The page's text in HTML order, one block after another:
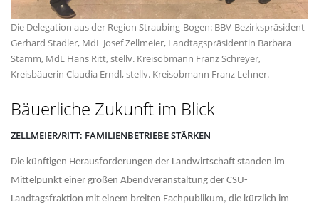
Die Delegation aus der Region Straubing-Bogen: BBV-Bezirkspräsident
Gerhard Stadler, MdL Josef Zellmeier, Landtagspräsidentin Barbara
Stamm, MdL Hans Ritt, stellv. Kreisobmann Franz Schreyer,
Kreisbäuerin Claudia Erndl, stellv. Kreisobmann Franz Lehner.
Bäuerliche Zukunft im Blick
ZELLMEIER/RITT: FAMILIENBETRIEBE STÄRKEN
Die künftigen Herausforderungen der Landwirtschaft standen im
Mittelpunkt einer großen Abendveranstaltung der CSU-
Landtagsfraktion mit einem breiten Fachpublikum, die kürzlich im